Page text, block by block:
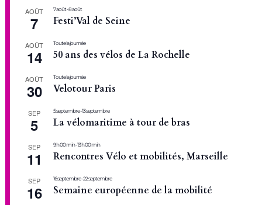
AOÛT
7
7 août-8 août
Festi’Val de Seine
AOÛT
14
Toute la journée
50 ans des vélos de La Rochelle
AOÛT
30
Toute la journée
Velotour Paris
SEP
5
5 septembre-13 septembre
La vélomaritime à tour de bras
SEP
11
9 h 00 min-13 h 00 min
Rencontres Vélo et mobilités, Marseille
SEP
16
16 septembre-22 septembre
Semaine européenne de la mobilité